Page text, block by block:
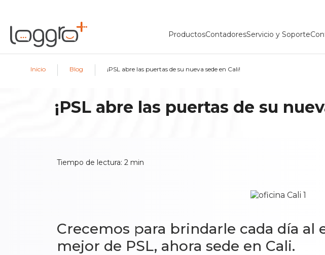
ProductosContadoresServicio y Soporte
Inicio | Blog | ¡PSL abre las puertas de su nueva sede en Cali!
¡PSL abre las puertas de su
Tiempo de lectura:2 min
Crecemos para brindarle cada día al
mejor de PSL, ahora sede en Cali.